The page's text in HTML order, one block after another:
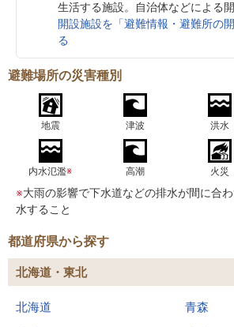
生活する施設。自治体などによる
開設施設を「避難情報・避難所の
る
避難場所の災害種別
地震 津波 洪水
内水氾濫※ 高潮 火災
※大雨の影響で下水道などの排水が間に合
水すること
都道府県から探す
北海道・東北
北海道 青森